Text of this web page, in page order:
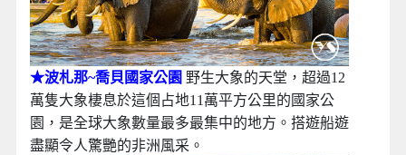
★波札那~喬貝國家公園 野生大象的天堂 ， 超過12
萬隻大象棲息於這個占地11萬平方公里的國家公
園，是全球大象數量最多最集中的地方。搭遊船遊
盡顯令人驚艷的非洲風采。